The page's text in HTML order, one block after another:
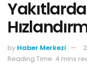
by Haber Merkezi
Reading Time: 4 mins